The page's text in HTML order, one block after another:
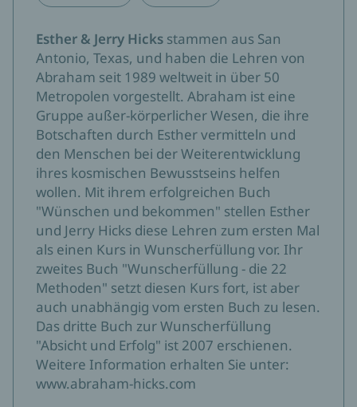
Esther & Jerry Hicks stammen aus San
Antonio, Texas, und haben die Lehren von
Abraham seit 1989 weltweit in über 50
Metropolen vorgestellt. Abraham ist eine
Gruppe außer-körperlicher Wesen, die ihre
Botschaften durch Esther vermitteln und
den Menschen bei der Weiterentwicklung
ihres kosmischen Bewusstseins helfen
wollen. Mit ihrem erfolgreichen Buch
"Wünschen und bekommen" stellen Esther
und Jerry Hicks diese Lehren zum ersten Mal
als einen Kurs in Wunscherfüllung vor. Ihr
zweites Buch "Wunscherfüllung - die 22
Methoden" setzt diesen Kurs fort, ist aber
auch unabhängig vom ersten Buch zu lesen.
Das dritte Buch zur Wunscherfüllung
"Absicht und Erfolg" ist 2007 erschienen.
Weitere Information erhalten Sie unter:
www.abraham-hicks.com